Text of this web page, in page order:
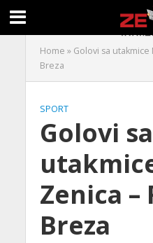
Home » Golovi sa utakmice
Breza
SPORT
Golovi sa
Zenica –
Breza